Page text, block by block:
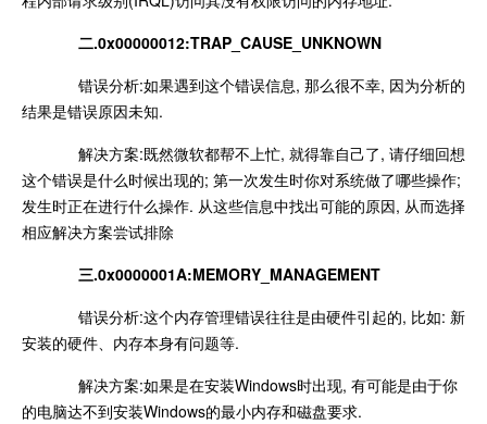
二.0x00000012:TRAP_CAUSE_UNKNOWN
错误分析:如果遇到这个错误信息, 那么很不幸, 因为分析的
结果是错误原因未知.
解决方案:既然微软都帮不上忙, 就得靠自己了, 请仔细回想
这个错误是什么时候出现的; 第一次发生时你对系统做了哪些操作;
发生时正在进行什么操作. 从这些信息中找出可能的原因, 从而选择
相应解决方案尝试排除
三.0x0000001A:MEMORY_MANAGEMENT
错误分析:这个内存管理错误往往是由硬件引起的, 比如: 新
安装的硬件、内存本身有问题等.
解决方案:如果是在安装Windows时出现, 有可能是由于你
的电脑达不到安装Windows的最小内存和磁盘要求.